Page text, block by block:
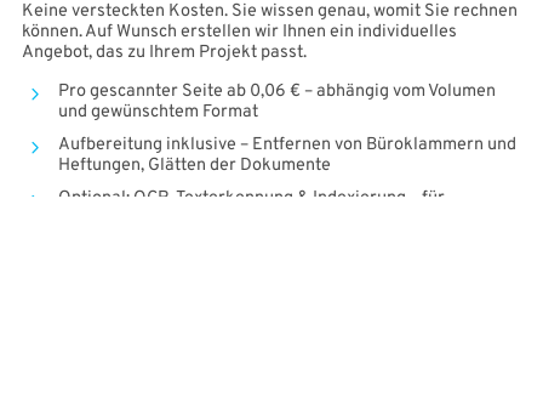
Keine versteckten Kosten. Sie wissen genau, womit Sie rechnen
können. Auf Wunsch erstellen wir Ihnen ein individuelles
Angebot, das zu Ihrem Projekt passt.
Pro gescannter Seite ab 0,06 € – abhängig vom Volumen
und gewünschtem Format
Aufbereitung inklusive – Entfernen von Büroklammern und
Heftungen, Glätten der Dokumente
Optional: OCR-Texterkennung & Indexierung – für